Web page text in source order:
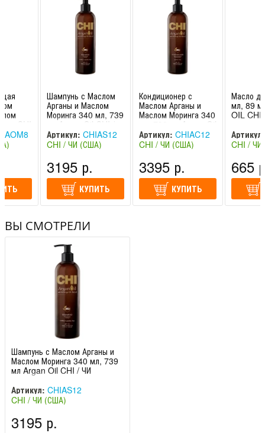
Fragrance (Parfum), Benzyl Benzoate, Benzyl Salicylate,
Linalool, Butylphenyl Methylpropional, Hydroxycitronellal.
мл CHI
Шампунь с Маслом
Арганы и Маслом
Моринга 340 мл, 739
мл Argan Oil CHI /
ЧИ
Артикул: CHIAS12
CHI / ЧИ (США)
3195 р.
КУПИТЬ
Кондиционер с
Маслом Арганы и
Маслом Моринга 340
мл, 739 мл Argan Oil
CHI / ЧИ
Артикул: CHIAC12
CHI / ЧИ (США)
3395 р.
КУПИТЬ
Масло
мл, 89
OIL CHI
Артикул:
CHI /
665
ВЫ СМОТРЕЛИ
Шампунь с Маслом Арганы и
Маслом Моринга 340 мл, 739
мл Argan Oil CHI / ЧИ
Артикул: CHIAS12
CHI / ЧИ (США)
3195 р.